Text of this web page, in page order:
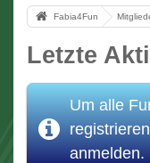
Fabia4Fun
Letzte
Um alle
anmelden.